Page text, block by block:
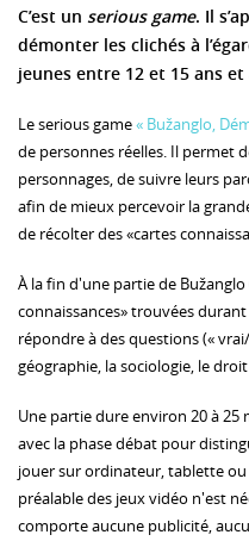
C’est un serious game. Il
démonter les clichés à
jeunes entre 12 et 15 ans
Le serious game« Bužanglo,
de personnes réelles. Il permet
personnages, de suivre leurs
afin de mieux percevoir la
de récolter des «cartes
À la fin d'une partie de
connaissances» trouvées
répondre à des questions («
géographie, la sociologie, le
Une partie dure environ 20 à
avec la phase débat pour
jouer sur ordinateur, tablette
préalable des jeux vidéo n'est
comporte aucune publicité,